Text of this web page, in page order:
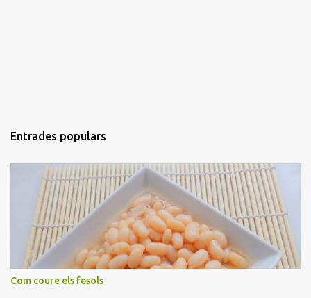
Entrades populars
Com coure els fesols